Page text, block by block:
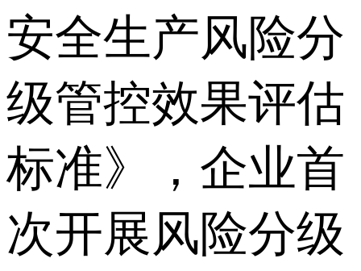
安全生产风险分
级管控效果评估
标准》，企业首
次开展风险分级